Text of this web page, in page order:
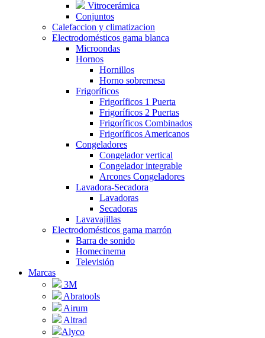
Vitrocerámica
Conjuntos
Calefaccion y climatizacion
Electrodomésticos gama blanca
Microondas
Hornos
Hornillos
Horno sobremesa
Frigoríficos
Frigoríficos 1 Puerta
Frigoríficos 2 Puertas
Frigoríficos Combinados
Frigoríficos Americanos
Congeladores
Congelador vertical
Congelador integrable
Arcones Congeladores
Lavadora-Secadora
Lavadoras
Secadoras
Lavavajillas
Electrodomésticos gama marrón
Barra de sonido
Homecinema
Televisión
Marcas
3M
Abratools
Airum
Altrad
Alyco